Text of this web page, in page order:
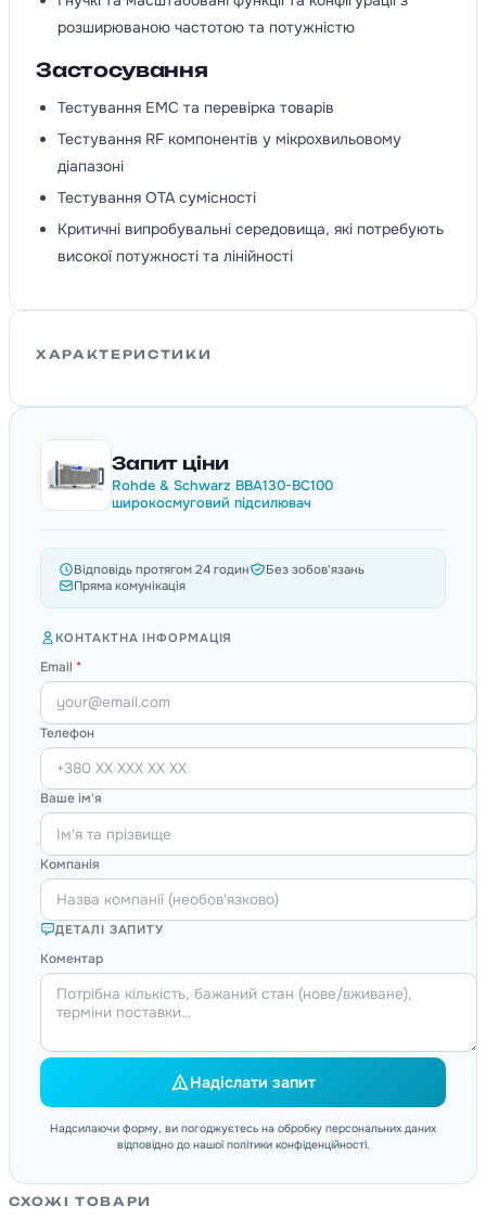
розширюваною частотою та потужністю
Застосування
Тестування EMC та перевірка товарів
Тестування RF компонентів у мікрохвильовому
діапазоні
Тестування OTA сумісності
Критичні випробувальні середовища, які потребують
високої потужності та лінійності
ХАРАКТЕРИСТИКИ
Запит ціни
Rohde & Schwarz BBA130-BC100
широкосмуговий підсилювач
Відповідь протягом 24 годин
Без зобов'язань
Пряма комунікація
КОНТАКТНА ІНФОРМАЦІЯ
Email *
Телефон
Ваше ім'я
Компанія
ДЕТАЛІ ЗАПИТУ
Коментар
Надіслати запит
Надсилаючи форму, ви погоджуєтесь на обробку персональних даних
відповідно до нашої політики конфіденційності.
СХОЖІ ТОВАРИ